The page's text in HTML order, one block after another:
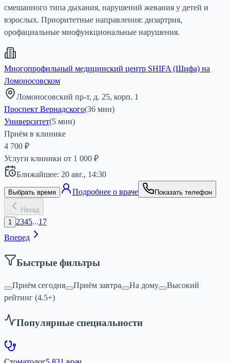
смешанного типа дыхания, нарушений жевания у детей и
взрослых. Приоритетные направления: дизартрия,
орофациальные миофункциональные нарушения.
Многопрофильный медицинский центр SHIFA (Шифа) на
Ломоносовском
Ломоносовский пр-т, д. 25, корп. 1
Проспект Вернадского(36 мин)
Университет(5 мин)
Приём в клинике
4 700 ₽
Услуги клиники от 1 000 ₽
Ближайшее: 20 авг., 14:30
Выбрать время Подробнее о враче Показать телефон
Назад
1
2345...17
Вперед
Быстрые фильтры
Приём сегодня Приём завтра На дому
Высокий
рейтинг (4.5+)
Популярные специальности